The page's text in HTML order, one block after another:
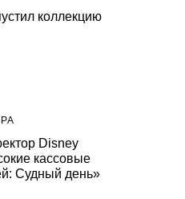
коллекцию
Disney
кассовые
Судный день»